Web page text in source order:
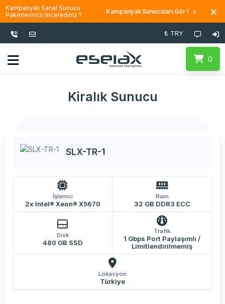
Kampanyalı Sanal Sunucu
Paketlerimizi İncelediniz ?
Kampanyalı Sunucuları Gör !
₺ TRY
0
Kiralık Sunucu
SLX-TR-1
İşlemci
2x Intel® Xeon® X5670
Ram
32 GB DDR3 ECC
Disk
480 GB SSD
Trafik
1 Gbps Port Paylaşımlı /
Limitlendirilmemiş
Lokasyon
Türkiye